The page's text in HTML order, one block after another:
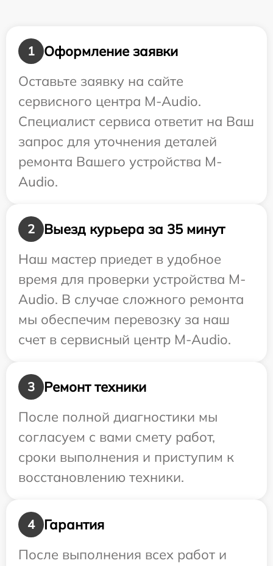
1
Оформление заявки
Оставьте заявку на сайте
сервисного центра M-Audio.
Специалист сервиса ответит на Ваш
запрос для уточнения деталей
ремонта Вашего устройства M-
Audio.
2
Выезд курьера за 35 минут
Наш мастер приедет в удобное
время для проверки устройства M-
Audio. В случае сложного ремонта
мы обеспечим перевозку за наш
счет в сервисный центр M-Audio.
3
Ремонт техники
После полной диагностики мы
согласуем с вами смету работ,
сроки выполнения и приступим к
восстановлению техники.
4
Гарантия
После выполнения всех работ и